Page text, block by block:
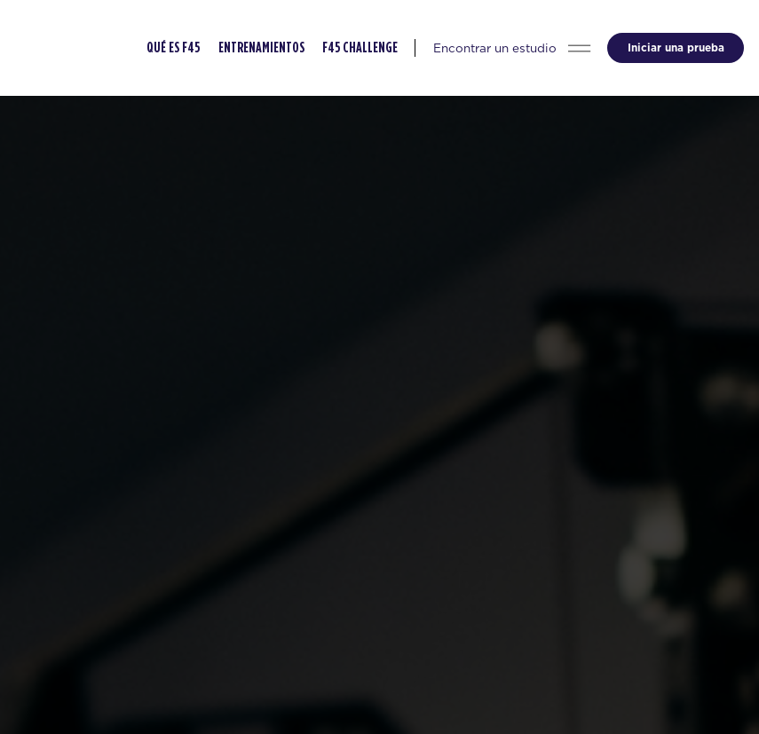
QUÉ ES F45 ENTRENAMIENTOS F45 CHALLENGE Encontrar un estudio Iniciar una prueba